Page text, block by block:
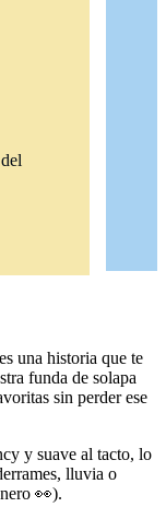
una historia que te
funda de solapa
sin perder ese
y suave al tacto, lo
lluvia o
👀).